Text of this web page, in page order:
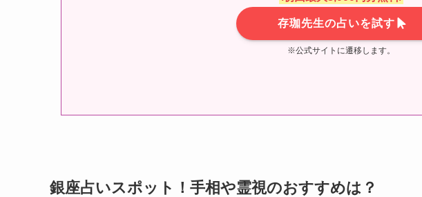
存珈先生の占いを試す
※公式サイトに遷移します。
銀座占いスポット！手相や霊視のおすすめは？